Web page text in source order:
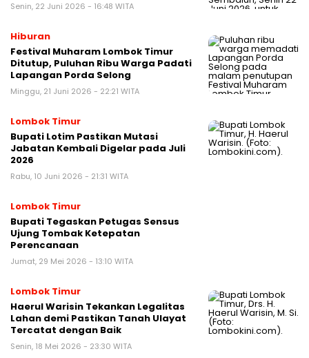
Senin, 22 Juni 2026 - 16:48 WITA
Hiburan
Festival Muharam Lombok Timur
Ditutup, Puluhan Ribu Warga Padati
Lapangan Porda Selong
Minggu, 21 Juni 2026 - 22:21 WITA
Lombok Timur
Bupati Lotim Pastikan Mutasi
Jabatan Kembali Digelar pada Juli
2026
Rabu, 10 Juni 2026 - 21:31 WITA
Lombok Timur
Bupati Tegaskan Petugas Sensus
Ujung Tombak Ketepatan
Perencanaan
Jumat, 29 Mei 2026 - 13:10 WITA
Lombok Timur
Haerul Warisin Tekankan Legalitas
Lahan demi Pastikan Tanah Ulayat
Tercatat dengan Baik
Senin, 18 Mei 2026 - 23:30 WITA